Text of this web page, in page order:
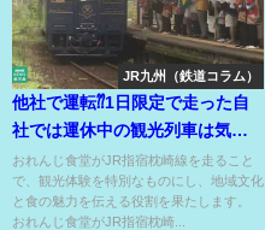
JR九州（鉄道コラム）
他社で運転⁇1日限定で走った自
社では運休中の観光列車は気動
車の食堂車??
おれんじ食堂がJR指宿枕崎線を走ること
で、観光体験を特別なものにし、地域文化
と食の魅力を伝える役割を果たします。
おれんじ食堂がJR指宿枕崎...